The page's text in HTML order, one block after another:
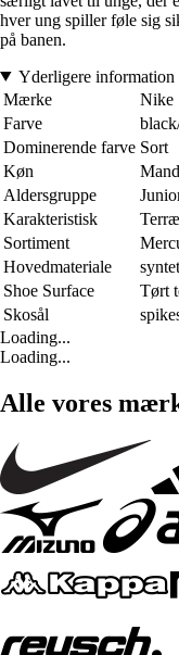
hver ung spiller føle sig
på banen.
Yderligere information
Mærke
Nike
Farve
Dominerende farve Sort
Køn
Mand
Aldersgruppe
Karakteristisk
Sortiment
Hovedmateriale
Shoe Surface
Tørt
Skosål
Loading...
Loading...
Alle vores